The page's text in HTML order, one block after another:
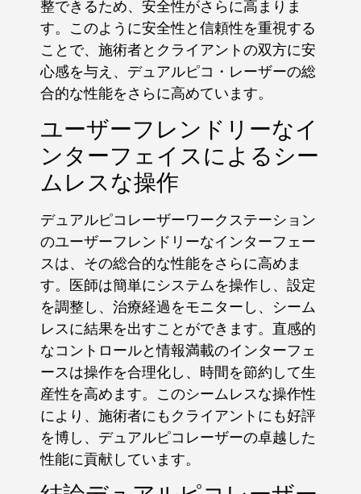
整できるため、安全性がさらに高まりま
す。このように安全性と信頼性を重視する
ことで、施術者とクライアントの双方に安
心感を与え、デュアルピコ・レーザーの総
合的な性能をさらに高めています。
ユーザーフレンドリーなイ
ンターフェイスによるシー
ムレスな操作
デュアルピコレーザーワークステーション
のユーザーフレンドリーなインターフェー
スは、その総合的な性能をさらに高めま
す。医師は簡単にシステムを操作し、設定
を調整し、治療経過をモニターし、シーム
レスに結果を出すことができます。直感的
なコントロールと情報満載のインターフェ
ースは操作を合理化し、時間を節約して生
産性を高めます。このシームレスな操作性
により、施術者にもクライアントにも好評
を博し、デュアルピコレーザーの卓越した
性能に貢献しています。